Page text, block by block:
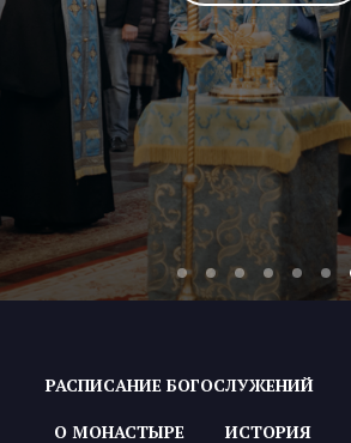
РАСПИСАНИЕ БОГОСЛУЖЕНИЙ
О МОНАСТЫРЕ ИСТОРИЯ